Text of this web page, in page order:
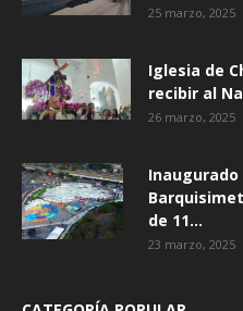
25 marzo, 2025
Iglesia de
recibir al
26 marzo, 2025
de 11...
23 marzo, 2025